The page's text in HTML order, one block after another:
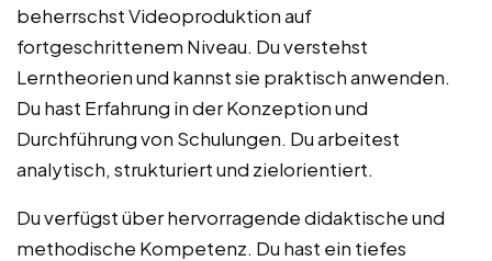
beherrschst Videoproduktion auf
fortgeschrittenem Niveau. Du verstehst
Lerntheorien und kannst sie praktisch anwenden.
Du hast Erfahrung in der Konzeption und
Durchführung von Schulungen. Du arbeitest
analytisch, strukturiert und zielorientiert.
Du verfügst über hervorragende didaktische und
methodische Kompetenz. Du hast ein tiefes